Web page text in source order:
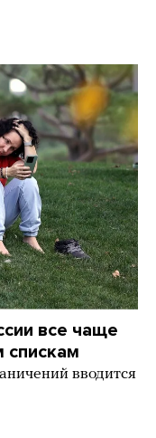
все чаще
спискам
вводится